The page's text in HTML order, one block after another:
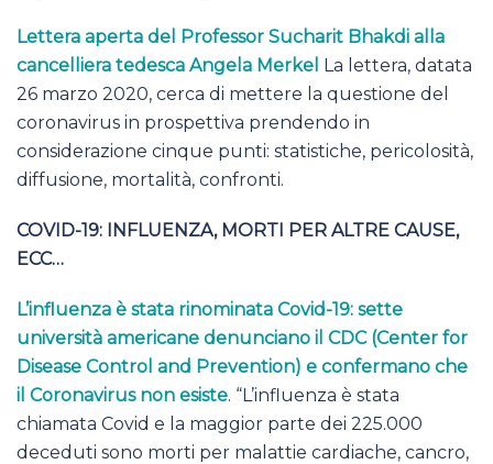
Lettera aperta del Professor Sucharit Bhakdi alla
cancelliera tedesca Angela Merkel La lettera, datata
26 marzo 2020, cerca di mettere la questione del
coronavirus in prospettiva prendendo in
considerazione cinque punti: statistiche, pericolosità,
diffusione, mortalità, confronti.
COVID-19: INFLUENZA, MORTI PER ALTRE CAUSE,
ECC…
L’influenza è stata rinominata Covid-19: sette
università americane denunciano il CDC (Center for
Disease Control and Prevention) e confermano che
il Coronavirus non esiste. “L’influenza è stata
chiamata Covid e la maggior parte dei 225.000
deceduti sono morti per malattie cardiache, cancro,